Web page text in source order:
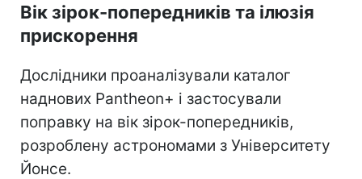
Вік зірок-попередників та ілюзія
прискорення
Дослідники проаналізували каталог
наднових Pantheon+ і застосували
поправку на вік зірок-попередників,
розроблену астрономами з Університету
Йонсе.